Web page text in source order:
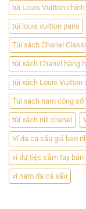
túi Louis Vuitton
túi louis vuitton paris
Túi xách Chanel
túi xách Chanel hàng
túi xách Louis Vuitton
Túi xách nam công sở
túi xách nữ chanel
Ví da cá sấu giá bao
ví dự tiệc cầm tay bản
ví nam da cá sấu